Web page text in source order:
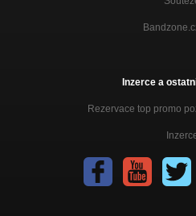
Inzerce a
Rezervace top promo